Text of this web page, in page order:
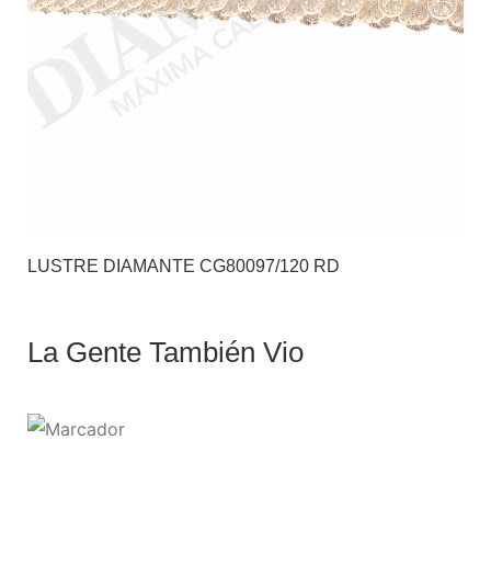
LUSTRE DIAMANTE CG80097/120 RD
La Gente También Vio